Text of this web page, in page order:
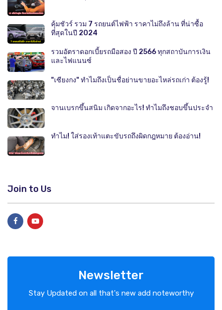
คุ้มชัวร์ รวม 7 รถยนต์ไฟฟ้า ราคาไม่ถึงล้าน ที่น่าซื้อ
ที่สุดในปี 2024
รวมอัตราดอกเบี้ยรถมือสอง ปี 2566 ทุกสถาบันการเงิน
และไฟแนนซ์
"เซียงกง" ทำไมถึงเป็นชื่อย่านขายอะไหล่รถเก่า ต้องรู้!
จานเบรกขึ้นสนิม เกิดจากอะไร! ทำไมถึงชอบขึ้นประจำ
ทำไม! ใส่รองเท้าแตะขับรถถึงผิดกฎหมาย ต้องอ่าน!
Join to Us
Newsletter
Stay Updated on all that's new add noteworthy